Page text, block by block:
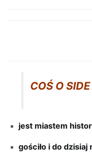
COŚ O SIDE
jest miastem
gościło i do